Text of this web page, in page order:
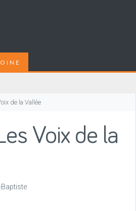
de la Vallée
Voix de la